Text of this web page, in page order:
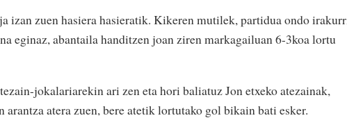
izan zuen hasiera hasieratik. Kikeren mutilek, partidua ondo
eginaz, abantaila handitzen joan ziren markagailuan 6-3koa lortu
jokalariarekin ari zen eta hori baliatuz Jon etxeko atezainak,
arantza atera zuen, bere atetik lortutako gol bikain bati esker.